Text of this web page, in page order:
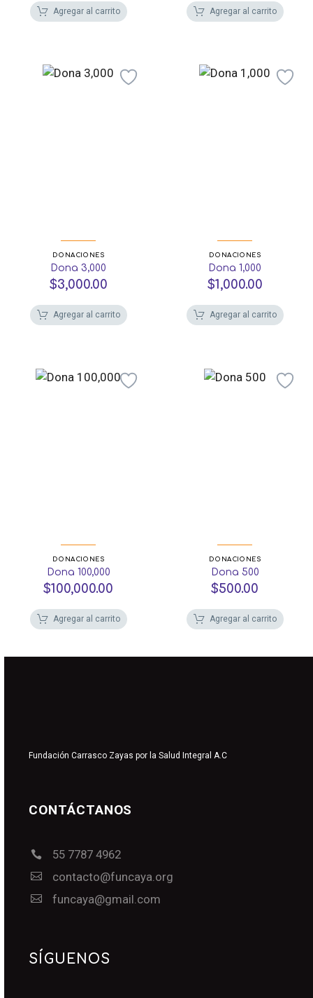
Agregar al carrito Agregar al carrito
DONACIONES
Dona 3,000
$3,000.00
Agregar al carrito
DONACIONES
Dona 1,000
$1,000.00
Agregar al carrito
DONACIONES
Dona 100,000
$100,000.00
Agregar al carrito
DONACIONES
Dona 500
$500.00
Agregar al carrito
Fundación Carrasco Zayas por la Salud Integral A.C
CONTÁCTANOS

 55 7787 4962

 contacto@funcaya.org

 funcaya@gmail.com
SÍGUENOS